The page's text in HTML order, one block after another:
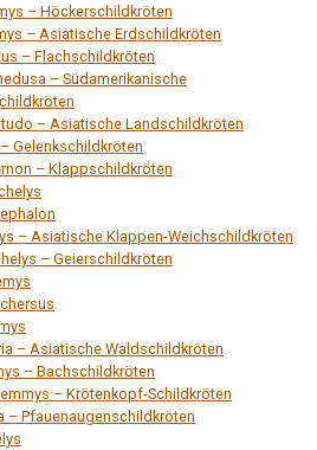
– Höckerschildkröten
– Asiatische Erdschildkröten
– Flachschildkröten
– Südamerikanische
– Asiatische Landschildkröten
Gelenkschildkröten
– Klappschildkröten
– Asiatische Klappen-Weichschildkröten
– Geierschildkröten
– Asiatische Waldschildkröten
– Bachschildkröten
– Krötenkopf-Schildkröten
– Pfauenaugenschildkröten